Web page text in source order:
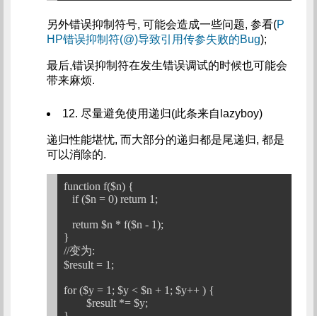
另外错误抑制符号, 可能会造成一些问题, 参看(P
HP错误抑制符(@)导致引用传参失败的Bug);
最后,错误抑制符在发生错误调试的时候也可能会
带来麻烦.
12. 尽量避免使用递归(此条来自lazyboy)
递归性能堪忧, 而大部分的递归都是尾递归, 都是
可以消除的.
function f($n) {
}
//变为:
$result = 1;
for ($y = 1; $y < $n + 1; $y++ ) {